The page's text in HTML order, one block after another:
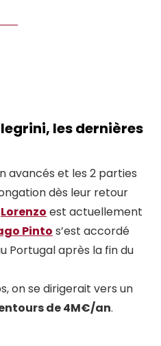
les dernières
avancés et les 2 parties
dès leur retour
Lorenzo est actuellement
Pinto s’est accordé
Portugal après la fin du
on se dirigerait vers un
de 4M€/an.